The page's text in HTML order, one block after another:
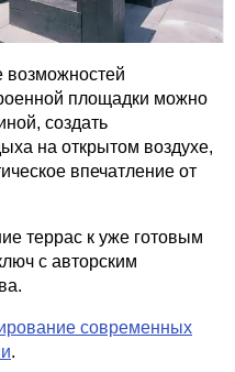
возможностей
площадки можно
создать
на открытом воздухе,
впечатление от
террас к уже готовым
с авторским
современных
.